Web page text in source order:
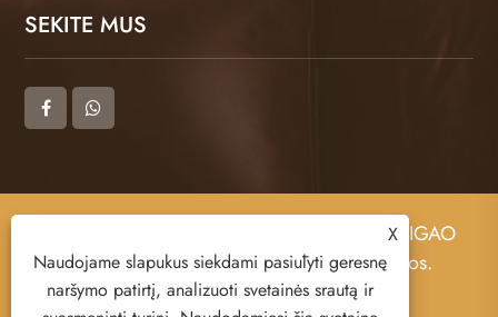
SEKITE MUS
Autoriaus teisės © 2025 DONGGUAN ZHIGAO
LEATHER CO., LTD Visos teisės saugomos.
X
Naudojame slapukus siekdami pasiūlyti geresnę
naršymo patirtį, analizuoti svetainės srautą ir